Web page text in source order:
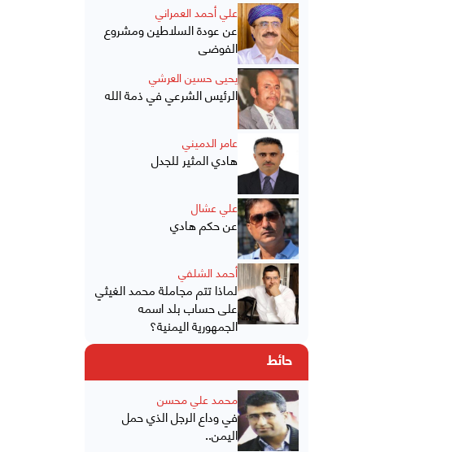
علي أحمد العمراني
عن عودة السلاطين ومشروع
الفوضى
يحيى حسين العرشي
الرئيس الشرعي في ذمة الله
عامر الدميني
هادي المثير للجدل
علي عشال
عن حكم هادي
أحمد الشلفي
لماذا تتم مجاملة محمد الغيثي
على حساب بلد اسمه
الجمهورية اليمنية؟
حائط
محمد علي محسن
في وداع الرجل الذي حمل
اليمن..